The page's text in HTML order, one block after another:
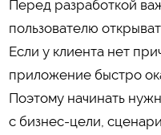
Перед разработкой
пользователю
Если у клиента нет
приложение быстро
Поэтому начинать
с бизнес-цели,